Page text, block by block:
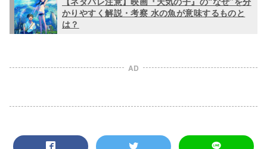
かりやすく解説・考察 水の魚が意味するものと
は？
AD